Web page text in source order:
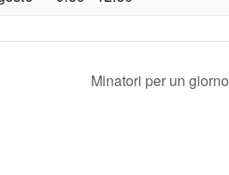
Minatori per un giorno